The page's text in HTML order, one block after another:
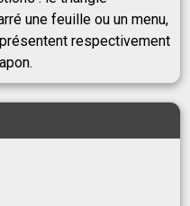
une feuille ou un menu,
respectivement